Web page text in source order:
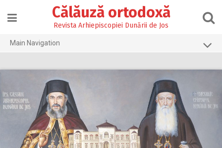
content
Călăuză ortodoxă
Revista Arhiepiscopiei Dunării de Jos
Main Navigation
2025
2023